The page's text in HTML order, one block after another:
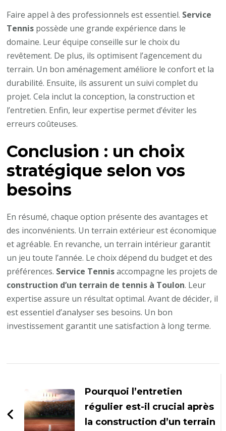
Faire appel à des professionnels est essentiel. Service
Tennis possède une grande expérience dans le
domaine. Leur équipe conseille sur le choix du
revêtement. De plus, ils optimisent l’agencement du
terrain. Un bon aménagement améliore le confort et la
durabilité. Ensuite, ils assurent un suivi complet du
projet. Cela inclut la conception, la construction et
l’entretien. Enfin, leur expertise permet d’éviter les
erreurs coûteuses.
Conclusion : un choix
stratégique selon vos
besoins
En résumé, chaque option présente des avantages et
des inconvénients. Un terrain extérieur est économique
et agréable. En revanche, un terrain intérieur garantit
un jeu toute l’année. Le choix dépend du budget et des
préférences. Service Tennisaccompagne les projets de
construction d’un terrain de tennis à Toulon. Leur
expertise assure un résultat optimal. Avant de décider, il
est essentiel d’analyser ses besoins. Un bon
investissement garantit une satisfaction à long terme.
d'article
Pourquoi l’entretien
régulier est-il crucial après
la construction d’un terrain